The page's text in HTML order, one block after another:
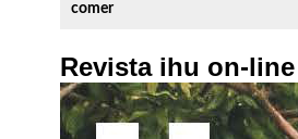
comer
Revista ihu on-line